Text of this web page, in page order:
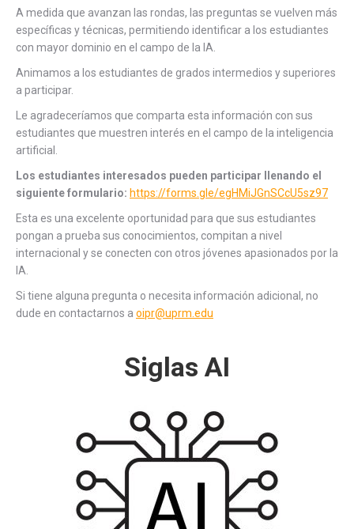
A medida que avanzan las rondas, las preguntas se vuelven más
específicas y técnicas, permitiendo identificar a los estudiantes
con mayor dominio en el campo de la IA.
Animamos a los estudiantes de grados intermedios y superiores
a participar.
Le agradeceríamos que comparta esta información con sus
estudiantes que muestren interés en el campo de la inteligencia
artificial.
Los estudiantes interesados pueden participar llenando el
siguiente formulario: https://forms.gle/egHMiJGnSCcU5sz97
Esta es una excelente oportunidad para que sus estudiantes
pongan a prueba sus conocimientos, compitan a nivel
internacional y se conecten con otros jóvenes apasionados por la
IA.
Si tiene alguna pregunta o necesita información adicional, no
dude en contactarnos a oipr@uprm.edu
Siglas AI